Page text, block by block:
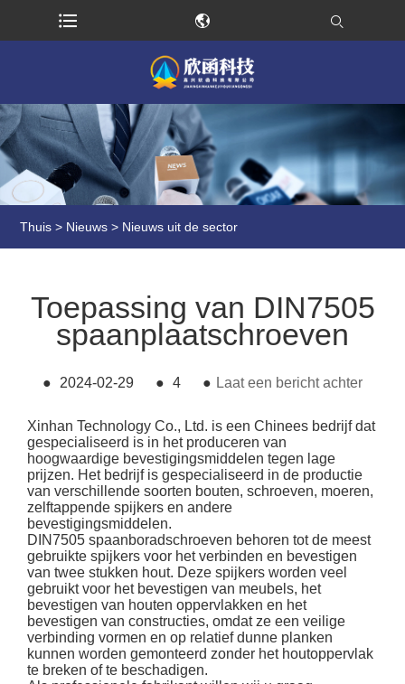
Thuis > Nieuws > Nieuws uit de sector
Toepassing van DIN7505
spaanplaatschroeven
● 2024-02-29 ● 4 ● Laat een bericht achter
Xinhan Technology Co., Ltd. is een Chinees bedrijf dat
gespecialiseerd is in het produceren van
hoogwaardige bevestigingsmiddelen tegen lage
prijzen. Het bedrijf is gespecialiseerd in de productie
van verschillende soorten bouten, schroeven, moeren,
zelftappende spijkers en andere
bevestigingsmiddelen.
DIN7505 spaanboradschroeven behoren tot de meest
gebruikte spijkers voor het verbinden en bevestigen
van twee stukken hout. Deze spijkers worden veel
gebruikt voor het bevestigen van meubels, het
bevestigen van houten oppervlakken en het
bevestigen van constructies, omdat ze een veilige
verbinding vormen en op relatief dunne planken
kunnen worden gemonteerd zonder het houtoppervlak
te breken of te beschadigen.